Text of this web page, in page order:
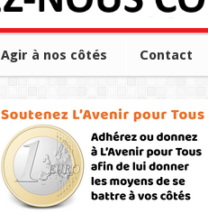
Agir à nos côtés Contact